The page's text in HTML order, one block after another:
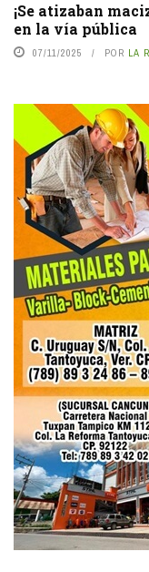
¡Se atizaban
en la vía pública
07/11/2025 POR LA